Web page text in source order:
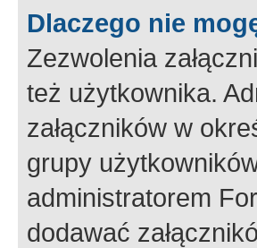
Dlaczego nie
Zezwolenia
też użytkownika.
załączników w
grupy
administratorem
dodawać